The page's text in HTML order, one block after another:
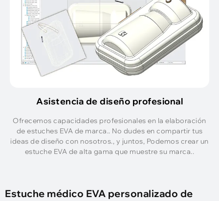
Asistencia de diseño profesional
Ofrecemos capacidades profesionales en la elaboración
de estuches EVA de marca.. No dudes en compartir tus
ideas de diseño con nosotros., y juntos, Podemos crear un
estuche EVA de alta gama que muestre su marca..
Estuche médico EVA personalizado de